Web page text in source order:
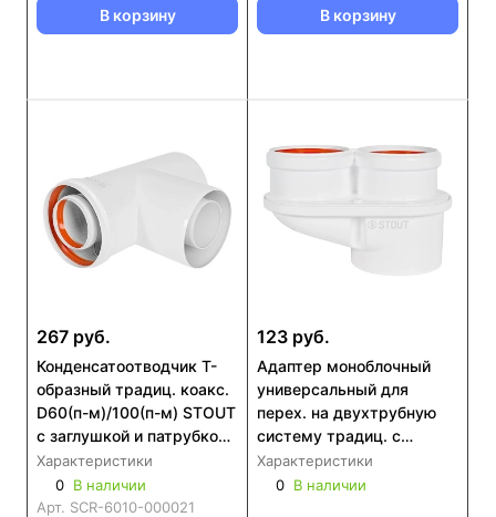
В корзину В корзину
267 руб.
Конденсатоотводчик Т-
образный традиц. коакс.
D60(п-м)/100(п-м) STOUT
с заглушкой и патрубком
(SCR-6010-000021)
Характеристики
0 В наличии
Арт. SCR-6010-000021
123 руб.
Адаптер моноблочный
универсальный для
перех. на двухтрубную
систему традиц. с
D60/100 на D80/80
STOUT (SCR-0080-
Характеристики
0 В наличии